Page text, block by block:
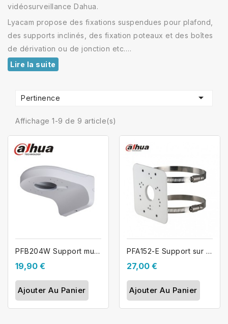
vidéosurveillance Dahua.
Lyacam propose des fixations suspendues pour plafond,
des supports inclinés, des fixation poteaux et des boîtes
de dérivation ou de jonction etc….
Lire la suite
Pertinence 
Affichage 1-9 de 9 article(s)
PFB204W Support mural extérieur pour...
19,90 €
Ajouter Au Panier
PFA152-E Support sur poteau pour...
27,00 €
Ajouter Au Panier